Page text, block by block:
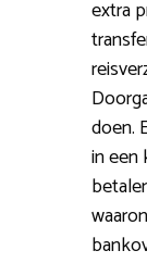
extra
doen.
in een